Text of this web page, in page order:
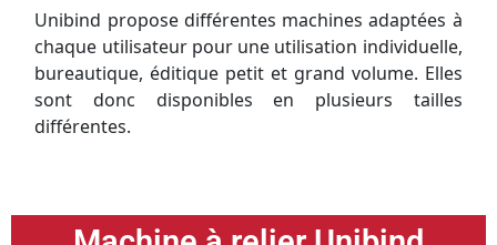
Unibind propose différentes machines adaptées à
chaque utilisateur pour une utilisation individuelle,
bureautique, éditique petit et grand volume. Elles
sont donc disponibles en plusieurs tailles
différentes.